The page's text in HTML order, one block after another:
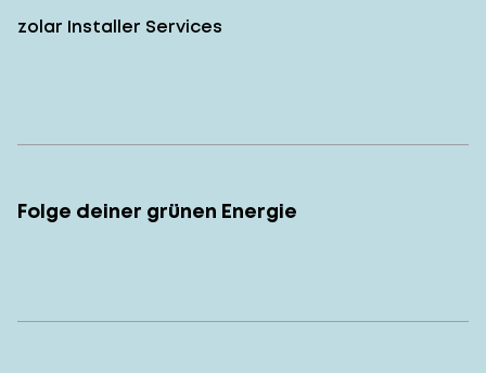
zolar Installer Services
Folge deiner grünen Energie